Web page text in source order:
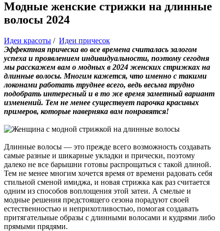
Модные женские стрижки на длинные
волосы 2024
Идеи красоты / Идеи причесок
Эффектная прическа во все времена считалась залогом
успеха и проявлением индивидуальности, поэтому сегодня
мы расскажем вам о модных в 2024 женских стрижках на
длинные волосы. Многим кажется, что именно с такими
локонами работать труднее всего, ведь весьма трудно
подобрать интересный и в то же время заметный вариант
изменений. Тем не менее существует парочка красивых
примеров, которые наверняка вам понравятся!
Длинные волосы — это прежде всего возможность создавать
самые разные и шикарные укладки и прически, поэтому
далеко не все барышни готовы распрощаться с такой длиной.
Тем не менее многим хочется время от времени радовать себя
стильной сменой имиджа, и новая стрижка как раз считается
одним из способов воплощения этой затеи. А смелые и
модные решения предстоящего сезона порадуют своей
естественностью и неприхотливостью, помогая создавать
притягательные образы с длинными волосами и кудрями либо
прямыми прядями.